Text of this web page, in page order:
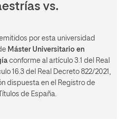
vs.
por esta universidad
Máster Universitario en
conforme al artículo 3.1 del Real
16.3 del Real Decreto 822/2021,
dispuesta en el Registro de
de España.